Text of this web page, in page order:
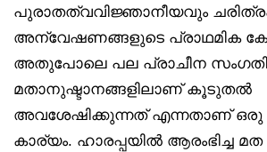
പുരാതത്വവിജ്ഞാനീയവും
അന്വേഷണങ്ങളുടെ പ്രാഥമിക
അതുപോലെ പല പ്രാചീന
മതാനുഷ്ടാനങ്ങളിലാണ് കൂടുതൽ
അവശേഷിക്കുന്നത് എന്നതാണ് ഒരു
കാര്യം. ഹാരപ്പയിൽ ആരംഭിച്ച